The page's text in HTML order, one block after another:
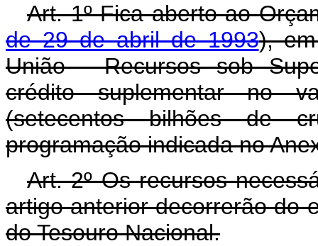
Art. 1º Fica aberto ao
de 29 de abril de 1993),
União - Recursos sob
crédito suplementar no
(setecentos bilhões de
programação indicada no
Art. 2º Os recursos
artigo anterior decorrerão do
do Tesouro Nacional.